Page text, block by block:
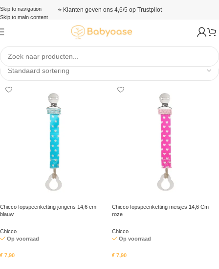
Skip to navigation
Skip to main content
⭐ Klanten geven ons 4,6/5 op Trustpilot
Fopspeenkettingen
Chicco fopspeenketting jongens 14,6 cm
blauw
Chicco
Op voorraad
€ 7,90
Chicco fopspeenketting meisjes 14,6 Cm
roze
Chicco
Op voorraad
€ 7,90